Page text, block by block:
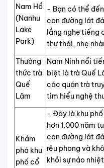
Nam Hồ
(Nanhu
Lake
Park)
- Bạn có thể
con đường lát
lắng nghe tiếng
thư thái, nhẹ
Thưởng
thức trà
Quế
Lâm
Nam Ninh nổi
biệt là trà Quế
các quán trà
tìm hiểu nghệ
Khám
phá khu
phố cổ
- Đây là khu
hơn 1.000 năm
con đường lát
rêu phong và
khỏi sự náo